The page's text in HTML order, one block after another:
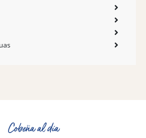
Cobeña al día